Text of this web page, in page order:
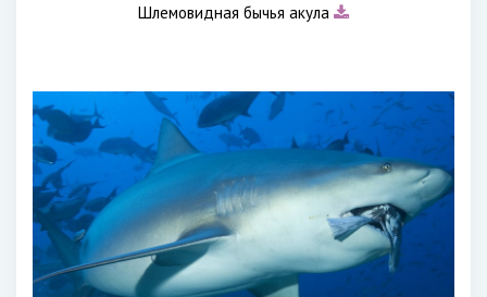
Шлемовидная бычья акула